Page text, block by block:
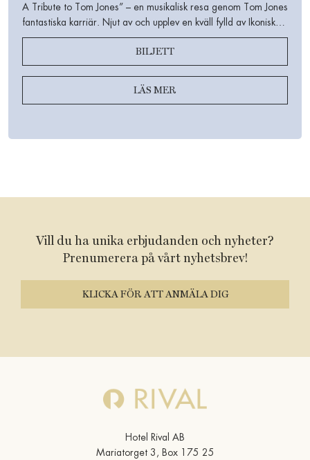
A Tribute to Tom Jones” – en musikalisk resa genom Tom Jones
fantastiska karriär. Njut av och upplev en kväll fylld av Ikoniska
låtar, berättelserna bakom musiken, mat, dryck, gemenskap,
BILJETT
LÄS MER
Vill du ha unika erbjudanden och nyheter?
Prenumerera på vårt nyhetsbrev!
KLICKA FÖR ATT ANMÄLA DIG
Hotel Rival AB
Mariatorget 3, Box 175 25